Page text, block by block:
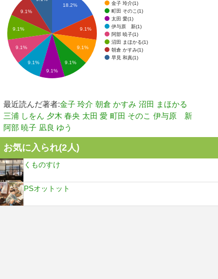
金子 玲介(1)
町田 そのこ(1)
太田 愛(1)
伊与原 新(1)
阿部 暁子(1)
沼田 まほかる(1)
朝倉 かすみ(1)
早見 和真(1)
18.2%
9.1%
9.1%
9.1%
9.1%
9.1%
9.1%
9.1%
9.1%
最近読んだ著者:金子 玲介 朝倉 かすみ 沼田 まほかる
三浦 しをん 夕木 春央 太田 愛 町田 そのこ 伊与原 新
阿部 暁子 凪良 ゆう
お気に入られ(2人)
くものすけ
PSオットット